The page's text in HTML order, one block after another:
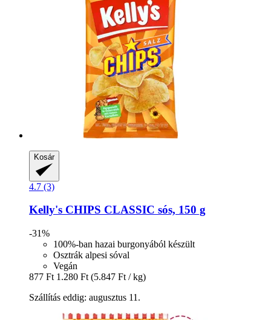
Kosár
4.7 (3)
Kelly's CHIPS CLASSIC sós, 150 g
-31%
100%-ban hazai burgonyából készült
Osztrák alpesi sóval
Vegán
877 Ft 1.280 Ft (5.847 Ft / kg)
Szállítás eddig: augusztus 11.